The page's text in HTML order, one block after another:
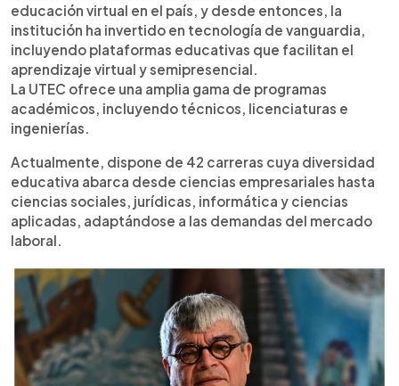
educación virtual en el país, y desde entonces, la
institución ha invertido en tecnología de vanguardia,
incluyendo plataformas educativas que facilitan el
aprendizaje virtual y semipresencial.
La UTEC ofrece una amplia gama de programas
académicos, incluyendo técnicos, licenciaturas e
ingenierías.
Actualmente, dispone de 42 carreras cuya diversidad
educativa abarca desde ciencias empresariales hasta
ciencias sociales, jurídicas, informática y ciencias
aplicadas, adaptándose a las demandas del mercado
laboral.